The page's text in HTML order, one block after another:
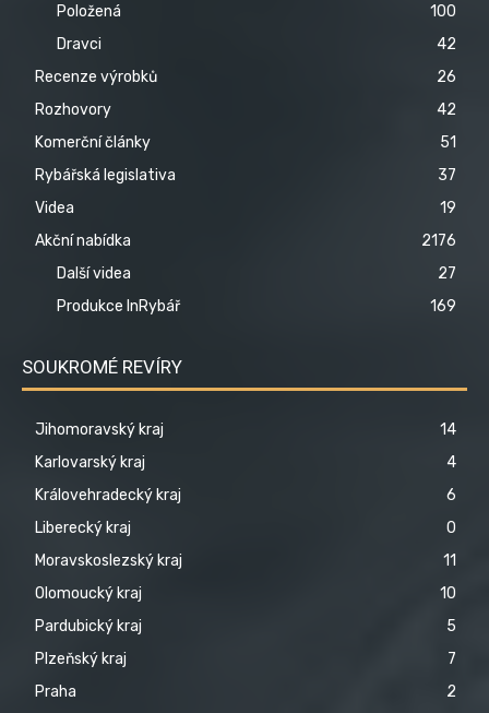
Položená
100
Dravci
42
Recenze výrobků
26
Rozhovory
42
Komerční články
51
Rybářská legislativa
37
Videa
19
Akční nabídka
2176
Další videa
27
Produkce InRybář
169
SOUKROMÉ REVÍRY
Jihomoravský kraj
14
Karlovarský kraj
4
Královehradecký kraj
6
Liberecký kraj
0
Moravskoslezský kraj
11
Olomoucký kraj
10
Pardubický kraj
5
Plzeňský kraj
7
Praha
2